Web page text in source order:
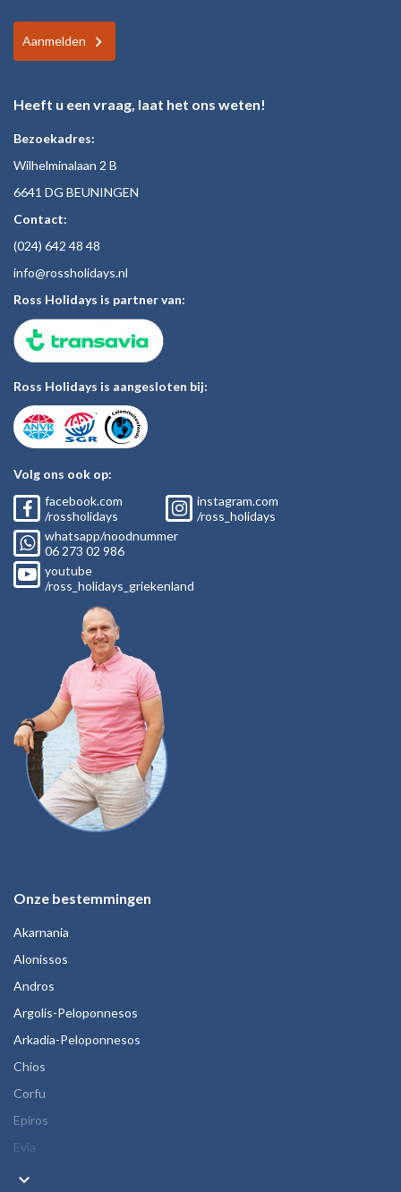
Aanmelden
Heeft u een vraag, laat het ons weten!
Bezoekadres:
Wilhelminalaan 2 B
6641 DG BEUNINGEN
Contact:
(024) 642 48 48
info@rossholidays.nl
Ross Holidays is partner van:
Ross Holidays is aangesloten bij:
Volg ons ook op:
facebook.com
/rossholidays
instagram.com
/ross_holidays
whatsapp/noodnummer
06 273 02 986
youtube
/ross_holidays_griekenland
Onze bestemmingen
Akarnania
Alonissos
Andros
Argolis-Peloponnesos
Arkadia-Peloponnesos
Chios
Corfu
Epiros
Evia
keyboard_arrow_down